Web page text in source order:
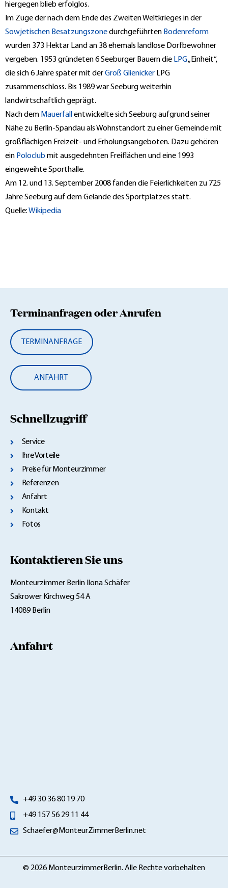
hiergegen blieb erfolglos.
Im Zuge der nach dem Ende des Zweiten Weltkrieges in der
Sowjetischen Besatzungszonedurchgeführten Bodenreform
wurden 373 Hektar Land an 38 ehemals landlose Dorfbewohner
vergeben. 1953 gründeten 6 Seeburger Bauern die LPG„Einheit“,
die sich 6 Jahre später mit derGroß Glienicker LPG
zusammenschloss. Bis 1989 war Seeburg weiterhin
landwirtschaftlich geprägt.
Nach dem Mauerfall entwickelte sich Seeburg aufgrund seiner
Nähe zu Berlin-Spandau als Wohnstandort zu einer Gemeinde mit
großflächigen Freizeit- und Erholungsangeboten. Dazu gehören
ein Poloclub mit ausgedehnten Freiflächen und eine 1993
eingeweihte Sporthalle.
Am 12. und 13. September 2008 fanden die Feierlichkeiten zu 725
Jahre Seeburg auf dem Gelände des Sportplatzes statt.
Quelle:Wikipedia
Terminanfragen oder Anrufen
TERMINANFRAGE
ANFAHRT
Schnellzugriff
Service
Ihre Vorteile
Preise für Monteurzimmer
Referenzen
Anfahrt
Kontakt
Fotos
Kontaktieren Sie uns
Monteurzimmer Berlin Ilona Schäfer
Sakrower Kirchweg 54 A
14089 Berlin
Anfahrt
+49 30 36 80 19 70
+49 157 56 29 11 44
Schaefer@MonteurZimmerBerlin.net
© 2026 MonteurzimmerBerlin. Alle Rechte vorbehalten